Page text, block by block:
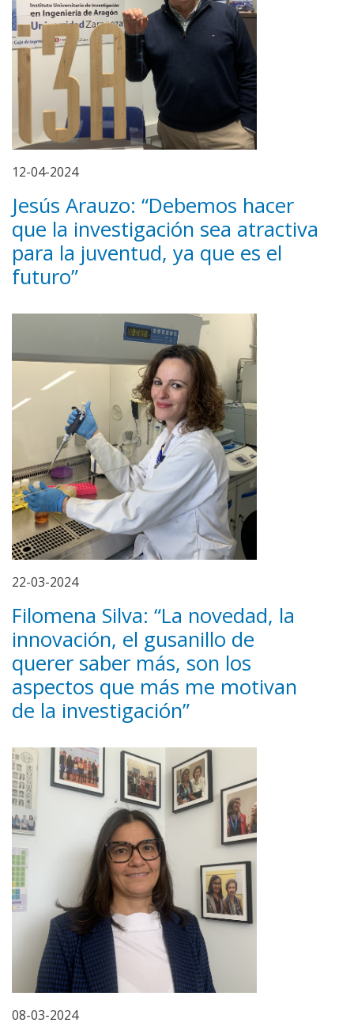
12-04-2024
Jesús Arauzo: “Debemos hacer
que la investigación sea atractiva
para la juventud, ya que es el
futuro”
22-03-2024
Filomena Silva: “La novedad, la
innovación, el gusanillo de
querer saber más, son los
aspectos que más me motivan
de la investigación”
08-03-2024